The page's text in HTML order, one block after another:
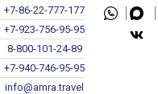
+7-86-22-777-177
+7-923-756-95-95
8-800-101-24-89
+7-940-746-95-95
info@amra.travel